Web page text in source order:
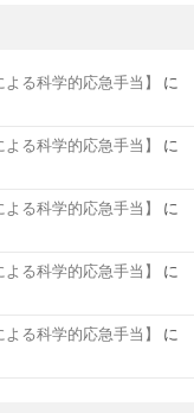
る科学的応急手当】
に
る科学的応急手当】
に
る科学的応急手当】
に
る科学的応急手当】
に
る科学的応急手当】
に